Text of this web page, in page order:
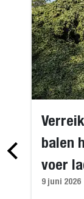
balen
voer
9 juni 2026